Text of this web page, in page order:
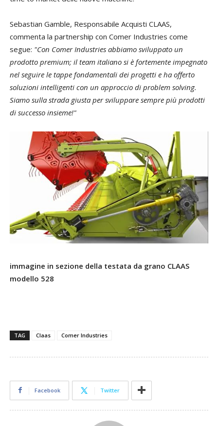
Sebastian Gamble, Responsabile Acquisti CLAAS,
commenta la partnership con Comer Industries come
segue: "Con Comer Industries abbiamo sviluppato un
prodotto premium; il team italiano si è fortemente impegnato
nel seguire le tappe fondamentali dei progetti e ha offerto
soluzioni intelligenti con un approccio di problem solving.
Siamo sulla strada giusta per sviluppare sempre più prodotti
di successo insieme!"
immagine in sezione della testata da grano CLAAS
modello 528
TAG Claas Comer Industries
Facebook Twitter